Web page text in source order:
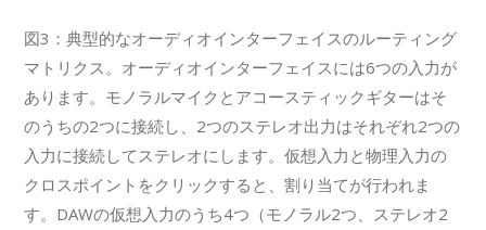
図3：典型的なオーディオインターフェイスのルーティング
マトリクス。オーディオインターフェイスには6つの入力が
あります。モノラルマイクとアコースティックギターはそ
のうちの2つに接続し、2つのステレオ出力はそれぞれ2つの
入力に接続してステレオにします。仮想入力と物理入力の
クロスポイントをクリックすると、割り当てが行われま
す。DAWの仮想入力のうち4つ（モノラル2つ、ステレオ2